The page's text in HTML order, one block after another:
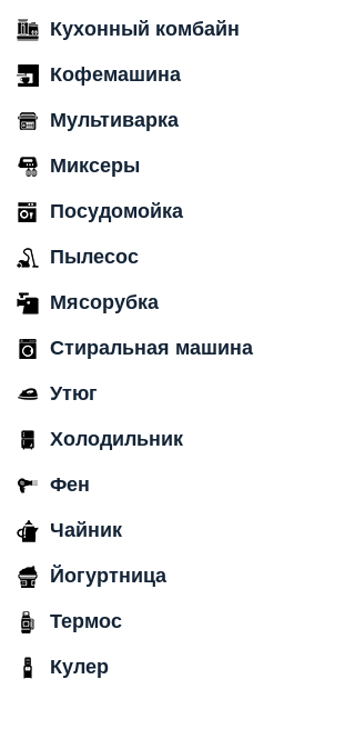
Кухонный комбайн
Кофемашина
Мультиварка
Миксеры
Посудомойка
Пылесос
Мясорубка
Стиральная машина
Утюг
Холодильник
Фен
Чайник
Йогуртница
Термос
Кулер